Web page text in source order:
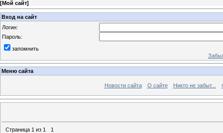
[Мой сайт]
Вход на сайт
Логин:
Пароль:
запомнить
Меню сайта
Новости сайта О сайте Никто не забыт...
Страница 1 из 1 1